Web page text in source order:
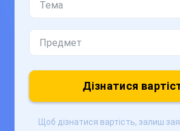
Дізнатися
Щоб дізнатися вартість, залиш